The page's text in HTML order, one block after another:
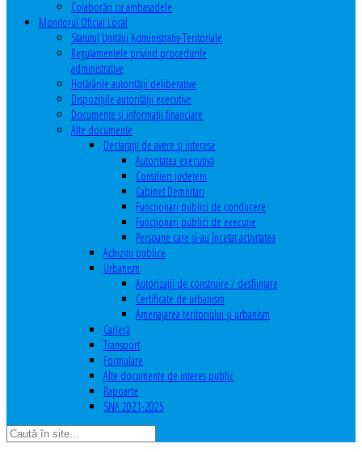
Colaborări cu ambasadele
Monitorul Oficial Local
Statutul Unităţii Administrativ-Teritoriale
Regulamentele privind procedurile
administrative
Hotărârile autorităţii deliberative
Dispoziţiile autorităţii executive
Documente şi informaţii financiare
Alte documente
Declaraţii de avere şi interese
Autoritatea executivă
Consilieri judeţeni
Cabinet Demnitari
Funcţionari publici de conducere
Funcționari publici de execuție
Persoane care şi-au încetat activitatea
Achiziţii publice
Urbanism
Autorizații de construire / desființare
Certificate de urbanism
Amenajarea teritoriului şi urbanism
Carieră
Transport
Formulare
Alte documente de interes public
Rapoarte
SNA 2021-2025